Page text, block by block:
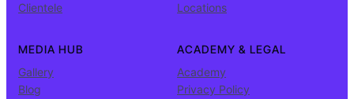
Clientele
Locations
MEDIA HUB
Gallery
Blog
ACADEMY & LEGAL
Academy
Privacy Policy